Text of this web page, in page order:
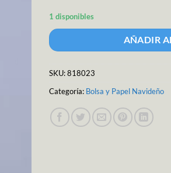
1 disponibles
AÑADIR
SKU:818023
Categoría: Bolsa y Papel Navideño